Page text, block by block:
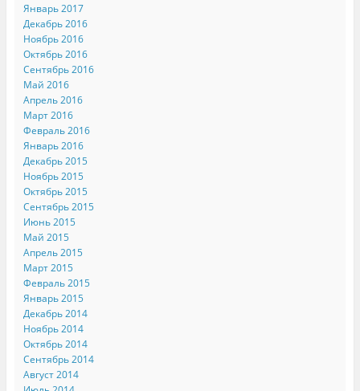
Январь 2017
Декабрь 2016
Ноябрь 2016
Октябрь 2016
Сентябрь 2016
Май 2016
Апрель 2016
Март 2016
Февраль 2016
Январь 2016
Декабрь 2015
Ноябрь 2015
Октябрь 2015
Сентябрь 2015
Июнь 2015
Май 2015
Апрель 2015
Март 2015
Февраль 2015
Январь 2015
Декабрь 2014
Ноябрь 2014
Октябрь 2014
Сентябрь 2014
Август 2014